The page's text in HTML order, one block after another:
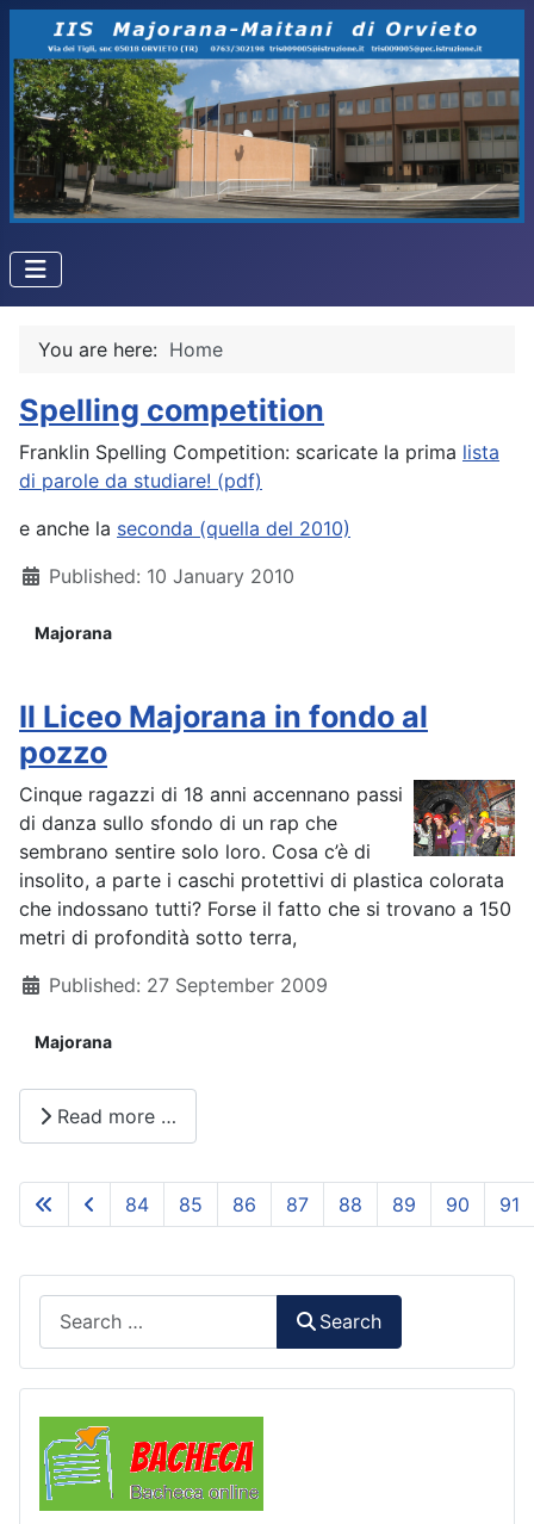
You are here: Home
Spelling competition
Franklin Spelling Competition: scaricate la prima lista
di parole da studiare! (pdf)
e anche la seconda (quella del 2010)
DetailsPublished: 10 January 2010
Majorana
Il Liceo Majorana in fondo al
pozzo
Cinque ragazzi di 18 anni accennano passi
di danza sullo sfondo di un rap che
sembrano sentire solo loro. Cosa c’è di
insolito, a parte i caschi protettivi di plastica colorata
che indossano tutti? Forse il fatto che si trovano a 150
metri di profondità sotto terra,
DetailsPublished: 27 September 2009
Majorana
Read more …
Page 93 of 93
84 85 86 87 88 89 90 91
Search